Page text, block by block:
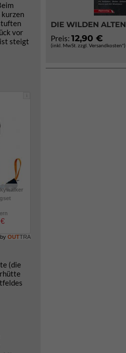
kurzen
vor
steigt
i
OUTTRA
(die
DIE WILDEN ALTEN
Preis: 12,90 €
(inkl. MwSt. zzgl. Versandkosten*)